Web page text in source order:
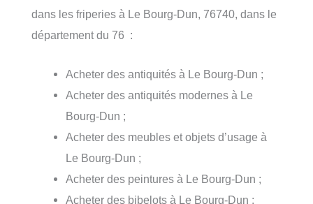
dans les friperies à Le Bourg-Dun, 76740, dans le
département du 76 :
Acheter des antiquités à Le Bourg-Dun ;
Acheter des antiquités modernes à Le
Bourg-Dun ;
Acheter des meubles et objets d’usage à
Le Bourg-Dun ;
Acheter des peintures à Le Bourg-Dun ;
Acheter des bibelots à Le Bourg-Dun ;